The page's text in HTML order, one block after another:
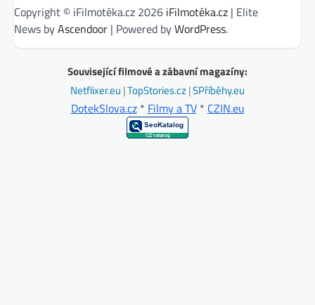
Copyright © iFilmotéka.cz 2026 iFilmotéka.cz | Elite
News byAscendoor | Powered byWordPress.
Související filmové a zábavní magazíny:
Netflixer.eu |TopStories.cz|SPříběhy.eu
DotekSlova.cz* Filmy a TV* CZIN.eu